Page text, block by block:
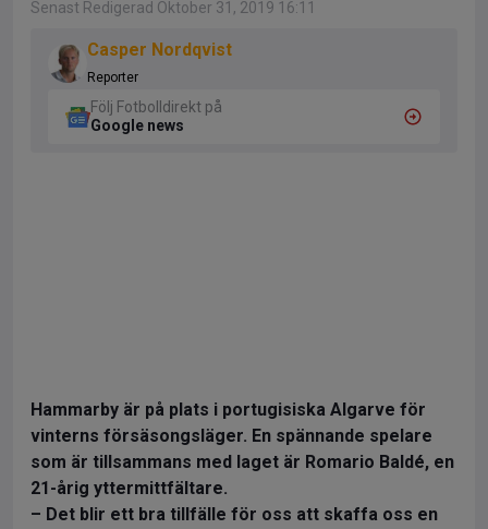
Senast Redigerad Oktober 31, 2019 16:11
Casper Nordqvist
Reporter
Följ Fotbolldirekt på
Google news
Hammarby är på plats i portugisiska Algarve för
vinterns försäsongsläger. En spännande spelare
som är tillsammans med laget är Romario Baldé, en
21-årig yttermittfältare.
– Det blir ett bra tillfälle för oss att skaffa oss en